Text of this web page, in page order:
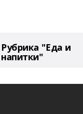
Рубрика "Еда и
напитки"